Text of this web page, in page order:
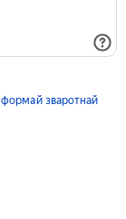
формай зваротнай